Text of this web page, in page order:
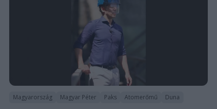
Magyarország Magyar Péter Paks Atomerőmű Duna